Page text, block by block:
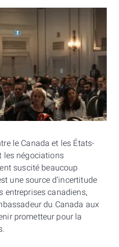
le Canada et les États-
les négociations
suscité beaucoup
une source d’incertitude
entreprises canadiens,
du Canada aux
prometteur pour la